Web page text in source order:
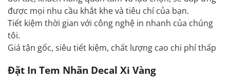
được mọi nhu cầu khắt khe và tiêu chí của bạn.
Tiết kiệm thời gian với công nghệ in nhanh của chúng
tôi.
Giá tận gốc, siêu tiết kiệm, chất lượng cao chi phí thấp
Đặt In Tem Nhãn Decal Xi Vàng